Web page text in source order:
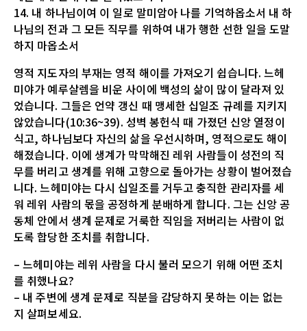
14. 내 하나님이여 이 일로 말미암아 나를 기억하옵소서 내 하
나님의 전과 그 모든 직무를 위하여 내가 행한 선한 일을 도말
하지 마옵소서
영적 지도자의 부재는 영적 해이를 가져오기 쉽습니다. 느헤
미야가 예루살렘을 비운 사이에 백성의 삶이 많이 달라져 있
었습니다. 그들은 언약 갱신 때 맹세한 십일조 규례를 지키지
않았습니다(10:36~39). 성벽 봉헌식 때 가졌던 신앙 열정이
식고, 하나님보다 자신의 삶을 우선시하며, 영적으로도 해이
해졌습니다. 이에 생계가 막막해진 레위 사람들이 성전의 직
무를 버리고 생계를 위해 고향으로 돌아가는 상황이 벌어졌습
니다. 느헤미야는 다시 십일조를 거두고 충직한 관리자를 세
워 레위 사람의 몫을 공정하게 분배하게 합니다. 그는 신앙 공
동체 안에서 생계 문제로 거룩한 직임을 저버리는 사람이 없
도록 합당한 조치를 취합니다.
– 느헤미야는 레위 사람을 다시 불러 모으기 위해 어떤 조치
를 취했나요?
– 내 주변에 생계 문제로 직분을 감당하지 못하는 이는 없는
지 살펴보세요.